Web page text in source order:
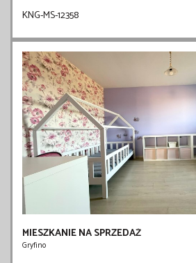
KNG-MS-12358
MIESZKANIE NA SPRZEDAŻ
Gryfino